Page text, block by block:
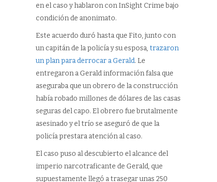
en el caso y hablaron con InSight Crime bajo
condición de anonimato.
Este acuerdo duró hasta que Fito, junto con
un capitán de la policía y su esposa, trazaron
un plan para derrocar a Gerald. Le
entregaron a Gerald información falsa que
aseguraba que un obrero de la construcción
había robado millones de dólares de las casas
seguras del capo. El obrero fue brutalmente
asesinado y el trío se aseguró de que la
policía prestara atención al caso.
El caso puso al descubierto el alcance del
imperio narcotraficante de Gerald, que
supuestamente llegó a trasegar unas 250